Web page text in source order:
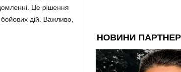
Це рішення
дій. Важливо,